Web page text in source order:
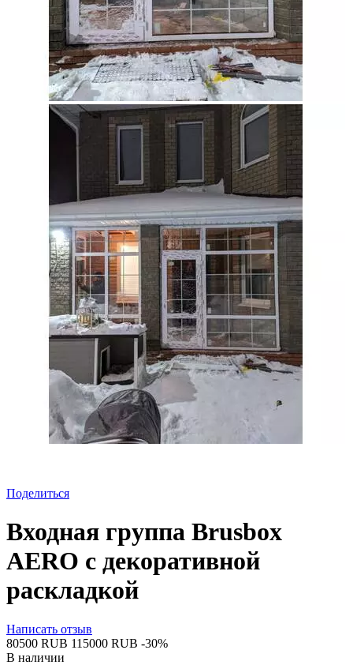
Поделиться
Входная группа Brusbox
AERO с декоративной
раскладкой
Написать отзыв
‍80500‍ RUB ‍115000‍ RUB -30%
В наличии